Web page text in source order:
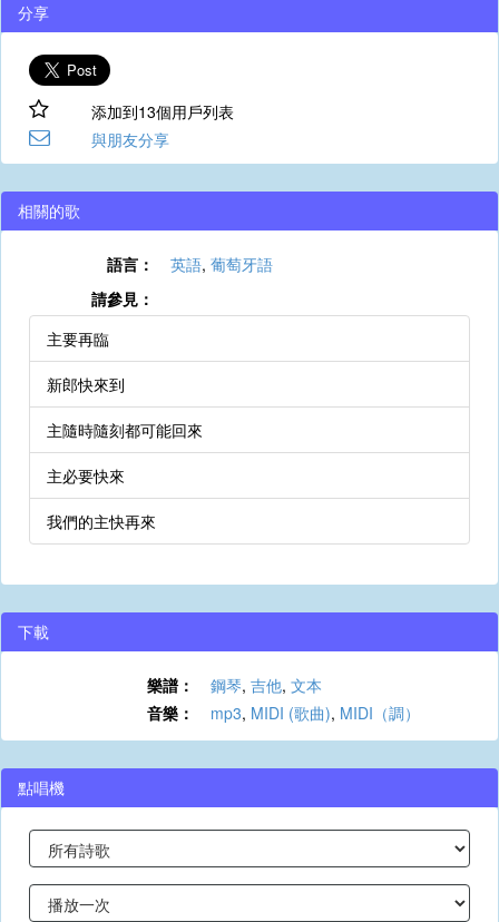
分享
添加到13個用戶列表
與朋友分享
相關的歌
語言： 英語, 葡萄牙語
請參見：
主要再臨
新郎快來到
主隨時隨刻都可能回來
主必要快來
我們的主快再來
下載
樂譜： 鋼琴, 吉他, 文本
音樂：
mp3, MIDI (歌曲), MIDI（調）
點唱機